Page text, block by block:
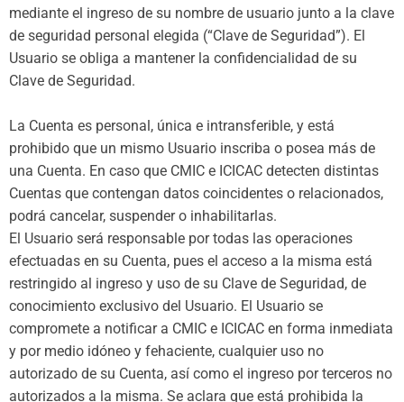
mediante el ingreso de su nombre de usuario junto a la clave
de seguridad personal elegida (“Clave de Seguridad”). El
Usuario se obliga a mantener la confidencialidad de su
Clave de Seguridad.
La Cuenta es personal, única e intransferible, y está
prohibido que un mismo Usuario inscriba o posea más de
una Cuenta. En caso que CMIC e ICICAC detecten distintas
Cuentas que contengan datos coincidentes o relacionados,
podrá cancelar, suspender o inhabilitarlas.
El Usuario será responsable por todas las operaciones
efectuadas en su Cuenta, pues el acceso a la misma está
restringido al ingreso y uso de su Clave de Seguridad, de
conocimiento exclusivo del Usuario. El Usuario se
compromete a notificar a CMIC e ICICAC en forma inmediata
y por medio idóneo y fehaciente, cualquier uso no
autorizado de su Cuenta, así como el ingreso por terceros no
autorizados a la misma. Se aclara que está prohibida la